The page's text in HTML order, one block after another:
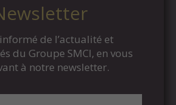
informé de l’actualité et
du Groupe SMCI, en vous
à notre newsletter.